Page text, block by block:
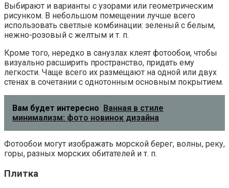
Выбирают и варианты с узорами или геометрическим
рисунком. В небольшом помещении лучше всего
использовать светлые комбинации: зеленый с белым,
нежно-розовый с желтым и т. п.
Кроме того, нередко в санузлах клеят фотообои, чтобы
визуально расширить пространство, придать ему
легкости. Чаще всего их размещают на одной или двух
стенах в сочетании с однотонным основным покрытием.
Вам будет интересно Ванная в стиле
минимализм: фото новинок дизайна
Фотообои могут изображать морской берег, волны, реку,
горы, разных морских обитателей и т. п.
Плитка